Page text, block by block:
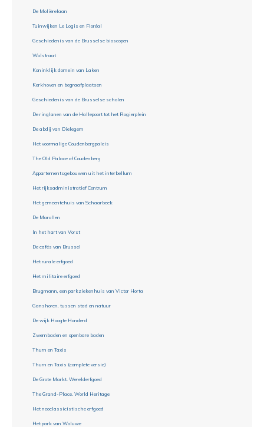
De Molièrelaan
Tuinwijken Le Logis en Floréal
Geschiedenis van de Brusselse bioscopen
Wolstraat
Koninklijk domein van Laken
Kerkhoven en begraafplaatsen
Geschiedenis van de Brusselse scholen
De ringlanen van de Hallepoort tot het Rogierplein
De abdij van Dielegem
Het voormalige Coudenbergpaleis
The Old Palace of Coudenberg
Appartementsgebouwen uit het interbellum
Het rijksadministratief Centrum
Het gemeentehuis van Schaarbeek
De Marollen
In het hart van Vorst
De cafés van Brussel
Het rurale erfgoed
Het militaire erfgoed
Brugmann, een parkziekenhuis van Victor Horta
Ganshoren, tussen stad en natuur
De wijk Hoogte Honderd
Zwembaden en openbare baden
Thurn en Taxis
Thurn en Taxis (complete versie)
De Grote Markt. Werelderfgoed
The Grand-Place. World Heritage
Het neoclassicistische erfgoed
Het park van Woluwe